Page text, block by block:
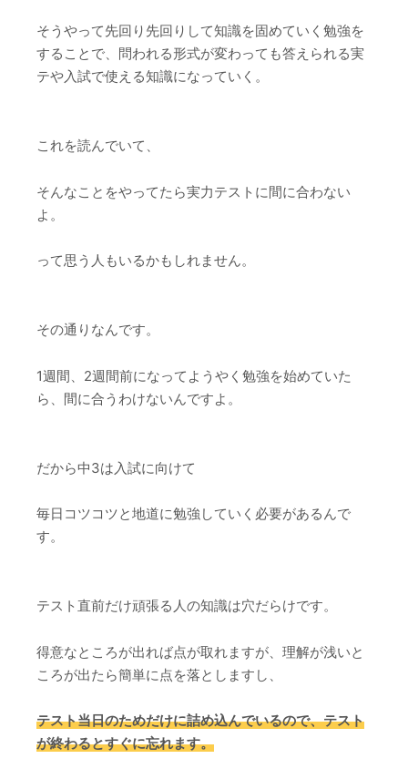
そうやって先回り先回りして知識を固めていく勉強を
することで、問われる形式が変わっても答えられる実
テや入試で使える知識になっていく。
これを読んでいて、
そんなことをやってたら実力テストに間に合わない
よ。
って思う人もいるかもしれません。
その通りなんです。
1週間、2週間前になってようやく勉強を始めていた
ら、間に合うわけないんですよ。
だから中3は入試に向けて
毎日コツコツと地道に勉強していく必要があるんで
す。
テスト直前だけ頑張る人の知識は穴だらけです。
得意なところが出れば点が取れますが、理解が浅いと
ころが出たら簡単に点を落としますし、
テスト当日のためだけに詰め込んでいるので、テスト
が終わるとすぐに忘れます。